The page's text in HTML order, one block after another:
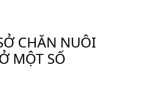
CHĂN NUÔI
MỘT SỐ